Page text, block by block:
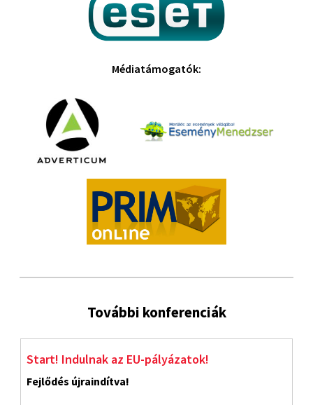
Médiatámogatók:
További konferenciák
Start! Indulnak az EU-pályázatok!
Fejlődés újraindítva!